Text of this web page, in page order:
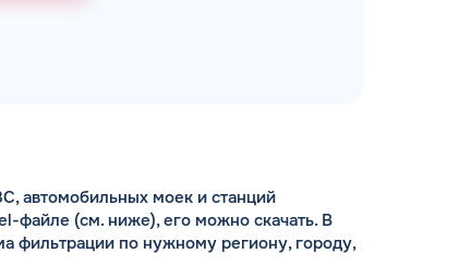
автомобильных моек и станций
файле (см. ниже), его можно скачать. В
фильтрации по нужному региону, городу,